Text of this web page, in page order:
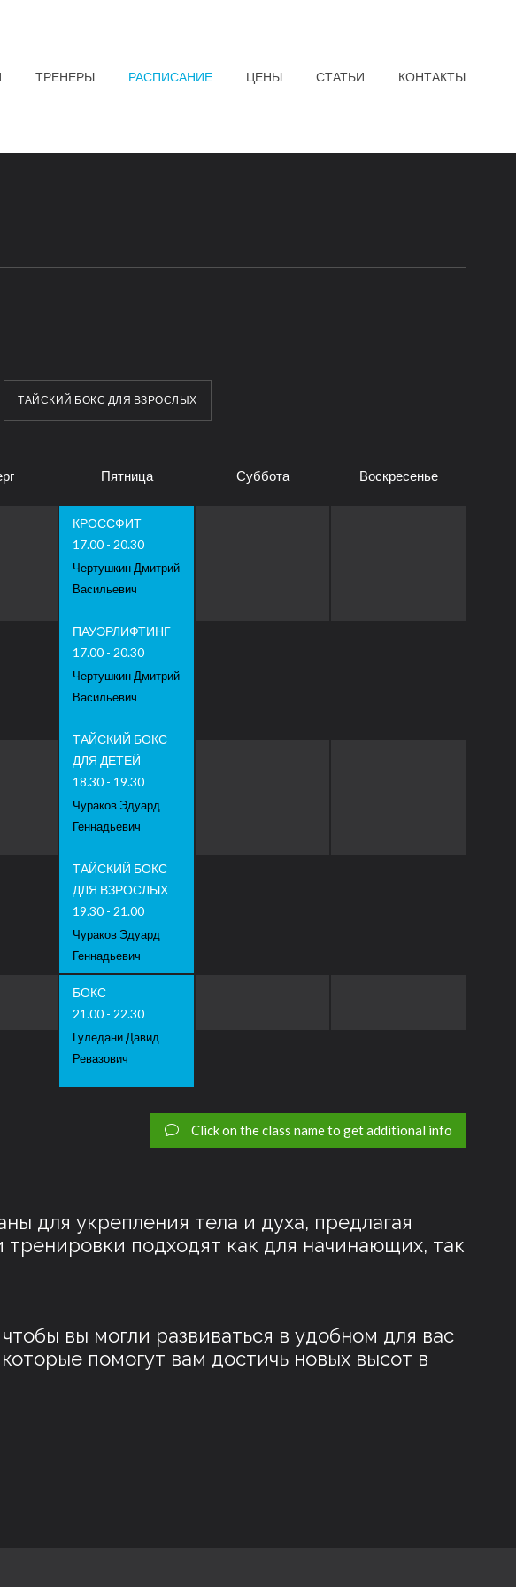
ТРЕНЕРЫ РАСПИСАНИЕ ЦЕНЫ СТАТЬИ КОНТАКТЫ
ТАЙСКИЙ БОКС ДЛЯ ВЗРОСЛЫХ
Пятница Суббота Воскресенье
КРОССФИТ
17.00 - 20.30
Чертушкин Дмитрий
Васильевич
ПАУЭРЛИФТИНГ
17.00 - 20.30
Чертушкин Дмитрий
Васильевич
ТАЙСКИЙ БОКС
ДЛЯ ДЕТЕЙ
18.30 - 19.30
Чураков Эдуард
Геннадьевич
ТАЙСКИЙ БОКС
ДЛЯ ВЗРОСЛЫХ
19.30 - 21.00
Чураков Эдуард
Геннадьевич
БОКС
21.00 - 22.30
Гуледани Давид
Ревазович
Click on the class name to get additional info
для укрепления тела и духа, предлагая
подходят как для начинающих, так
вы могли развиваться в удобном для вас
помогут вам достичь новых высот в